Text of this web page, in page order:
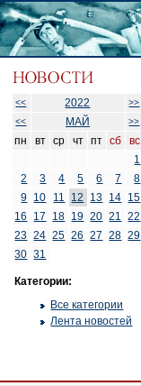
<< 2022
>>
<<
МАЙ >>
пн вт ср чт пт сб
вс
1
2
3 4 5 6 7
8
9 10 11 12 13 14 15
16
17 18 19 20 21
22
23 24 25 26 27 28 29
30 31
Категории:
Все категории
Лента новостей